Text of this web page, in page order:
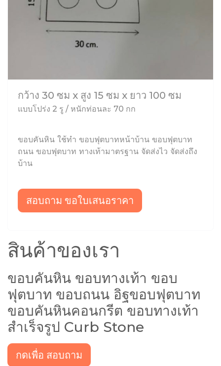
กว้าง 30 ซม x สูง 15 ซม x ยาว 100 ซม
แบบโปร่ง 2 รู / หนักท่อนละ 70 กก
ขอบคันหิน ใช้ทำ ขอบฟุตบาทหน้าบ้าน ขอบฟุตบาท
ถนน ขอบฟุตบาท ทางเท้ามาตรฐาน จัดส่งไว จัดส่งถึง
บ้าน
สอบถาม ขอใบเสนอราคา
สินค้าของเรา
ขอบคันหิน ขอบทางเท้า ขอบ
ฟุตบาท ขอบถนน อิฐขอบฟุตบาท
ขอบคันหินคอนกรีต ขอบทางเท้า
สำเร็จรูป Curb Stone
กดเพื่อ สอบถาม